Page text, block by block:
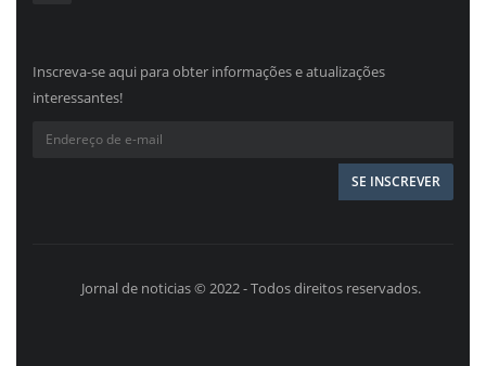
Inscreva-se aqui para obter informações e atualizações
interessantes!
Jornal de noticias © 2022 - Todos direitos reservados.